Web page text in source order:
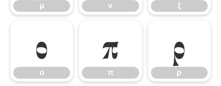
μ ν ξ
ο
ο
π
π
ρ
ρ